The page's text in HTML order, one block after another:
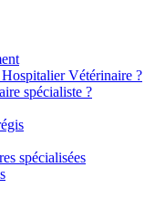
Hospitalier Vétérinaire ?
spécialiste ?
spécialisées